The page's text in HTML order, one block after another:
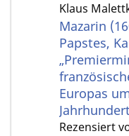
Klaus
Mazarin
Papstes,
Europas
Rezensiert